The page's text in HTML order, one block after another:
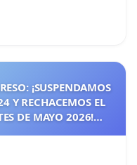
¡SUSPENDAMOS
Y RECHACEMOS EL
DE MAYO 2026!